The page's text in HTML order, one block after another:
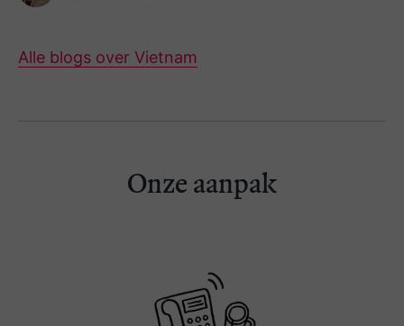
Alle blogs over Vietnam
Onze aanpak